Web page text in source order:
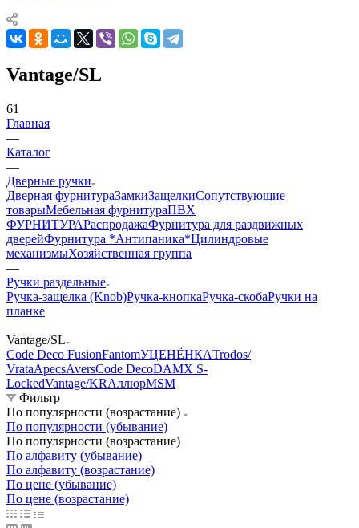
Vantage/SL
61
Главная
—
Каталог
—
Дверные ручки
Дверная фурнитураЗамкиЗащелкиСопутствующие
товарыМебельная фурнитураПВХ
ФУРНИТУРАРаспродажаФурнитура для раздвижных
дверейФурнитура *Антипаника*Цилиндровые
механизмыХозяйственная группа
—
Ручки раздельные
Ручка-защелка (Knob)Ручка-кнопкаРучка-скобаРучки на
планке
—
Vantage/SL
Code Deco FusionFantomУЦЕНЁНКАTrodos/
VrataApecsAversCode DecoDAMX S-
LockedVantage/KRАллюрMSM
Фильтр
По популярности (возрастание)
По популярности (убывание)
По популярности (возрастание)
По алфавиту (убывание)
По алфавиту (возрастание)
По цене (убывание)
По цене (возрастание)